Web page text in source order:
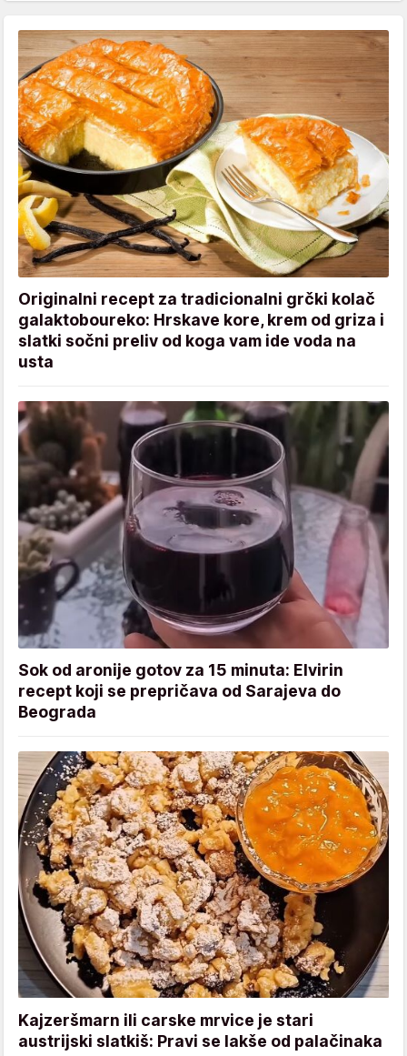
Originalni recept za tradicionalni grčki kolač
galaktoboureko: Hrskave kore, krem od griza i
slatki sočni preliv od koga vam ide voda na
usta
Sok od aronije gotov za 15 minuta: Elvirin
recept koji se prepričava od Sarajeva do
Beograda
Kajzeršmarn ili carske mrvice je stari
austrijski slatkiš: Pravi se lakše od palačinaka